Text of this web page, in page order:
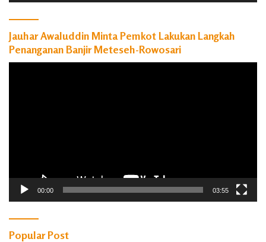
Jauhar Awaluddin Minta Pemkot Lakukan Langkah
Penanganan Banjir Meteseh-Rowosari
00:00 03:55
Popular Post